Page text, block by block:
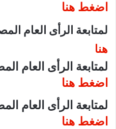
اضغط هنا
لمتابعة الرأى العام
هنا
لمتابعة الرأى العام
اضغط هنا
لمتابعة الرأى العام
اضغط هنا